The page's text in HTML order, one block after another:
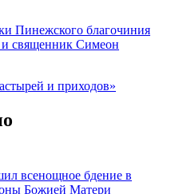
Пинежского благочиния
священник Симеон
и приходов»